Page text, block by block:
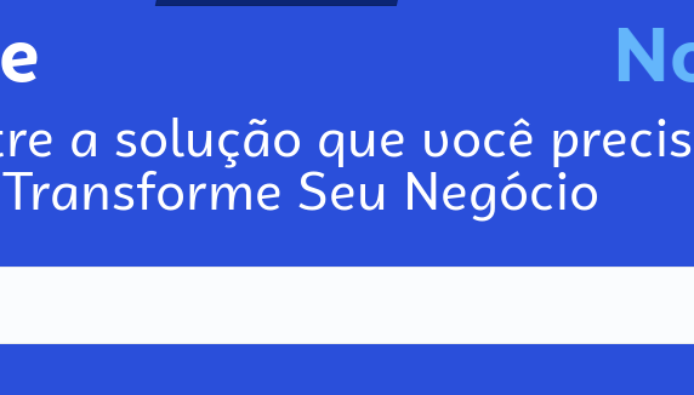
N
a solução que você
Seu Negócio